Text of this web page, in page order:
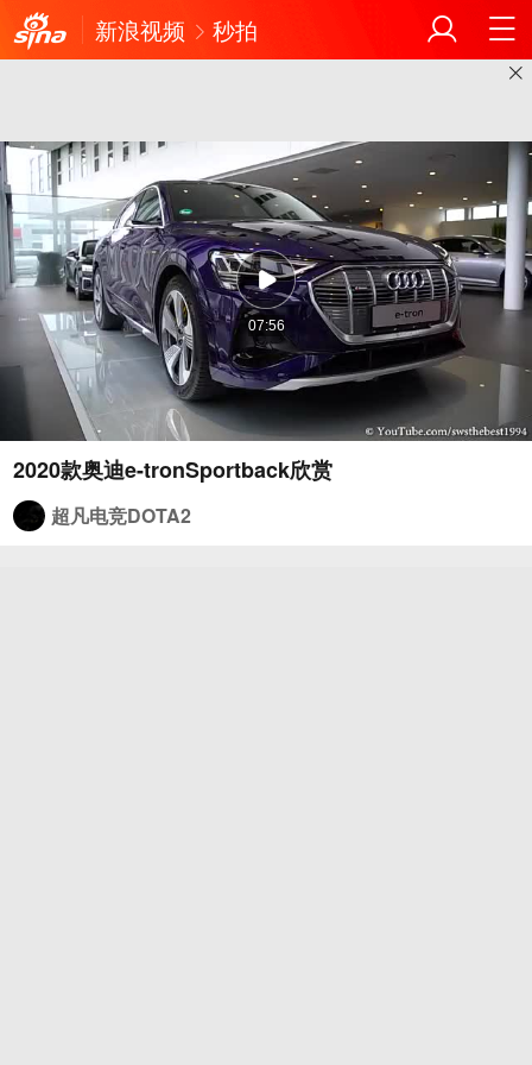
新浪视频 秒拍
07:56
2020款奥迪e-tronSportback欣赏
超凡电竞DOTA2